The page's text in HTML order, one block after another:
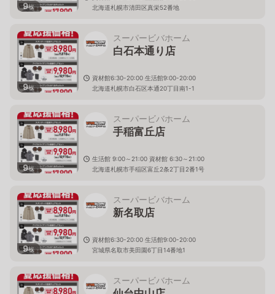
9枚
北海道札幌市清田区真栄52番地
9枚
スーパービバホーム
白石本通り店
資材館6:30-20:00 生活館9:00-20:00
北海道札幌市白石区本通20丁目南1-1
9枚
スーパービバホーム
手稲富丘店
生活館 9:00～21:00 資材館 6:30～21:00
北海道札幌市手稲区富丘2条2丁目2番1号
9枚
スーパービバホーム
新名取店
資材館6:30-20:00 生活館9:00-20:00
宮城県名取市美田園6丁目14番地1
スーパービバホーム